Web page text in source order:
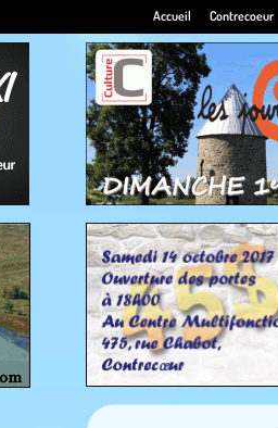
Accueil Contrecoeur